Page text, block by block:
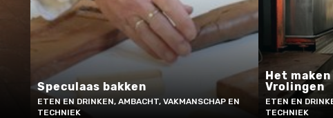
Speculaas bakken
ETEN EN DRINKEN, AMBACHT, VAKMANSCHAP EN
TECHNIEK
Het
Vrolingen
ETEN EN
TECHNIEK